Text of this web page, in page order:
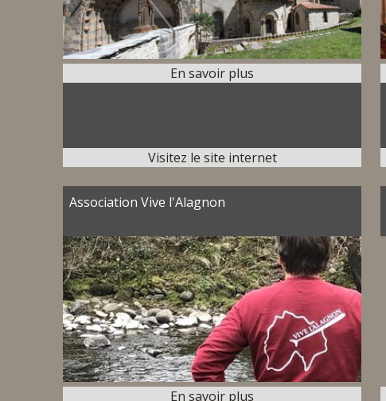
Association Vive l'Alagnon